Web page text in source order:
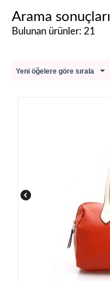
Arama sonuçları
Bulunan ürünler: 21
Yeni öğelere göre sırala